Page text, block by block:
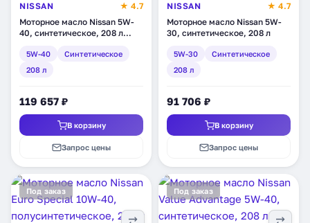
NISSAN
★ 4.7
Моторное масло Nissan 5W-
40, синтетическое, 208 л
5W-40
Синтетическое
208 л
119 657 ₽
В корзину
Запрос цены
NISSAN
★ 4.7
Моторное масло Nissan 5W-
30, синтетическое, 208 л
5W-30
Синтетическое
208 л
91 706 ₽
В корзину
Запрос цены
Под заказ Под заказ